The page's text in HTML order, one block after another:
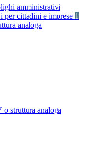
amministrativi
per cittadini e imprese 1
analoga
struttura analoga